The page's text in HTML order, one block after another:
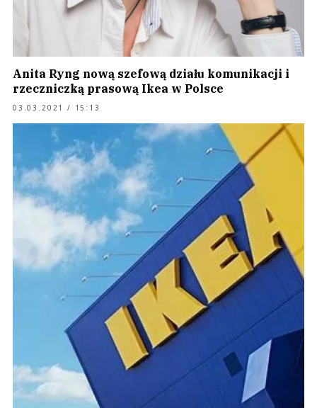
Anita Ryng nową szefową działu komunikacji i
rzeczniczką prasową Ikea w Polsce
03.03.2021 / 15:13